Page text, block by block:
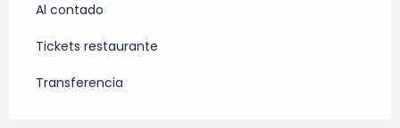
Al contado
Tickets restaurante
Transferencia